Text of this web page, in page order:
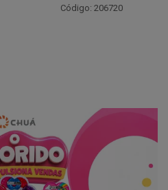
Código: 206720